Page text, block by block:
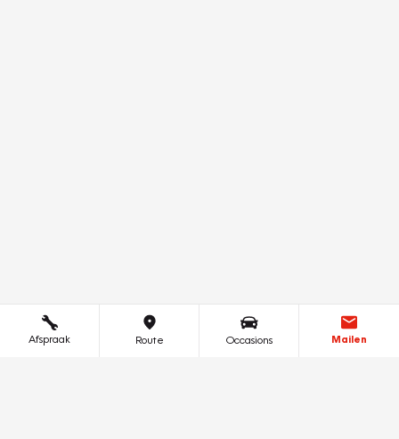
Afspraak Route Occasions Mailen